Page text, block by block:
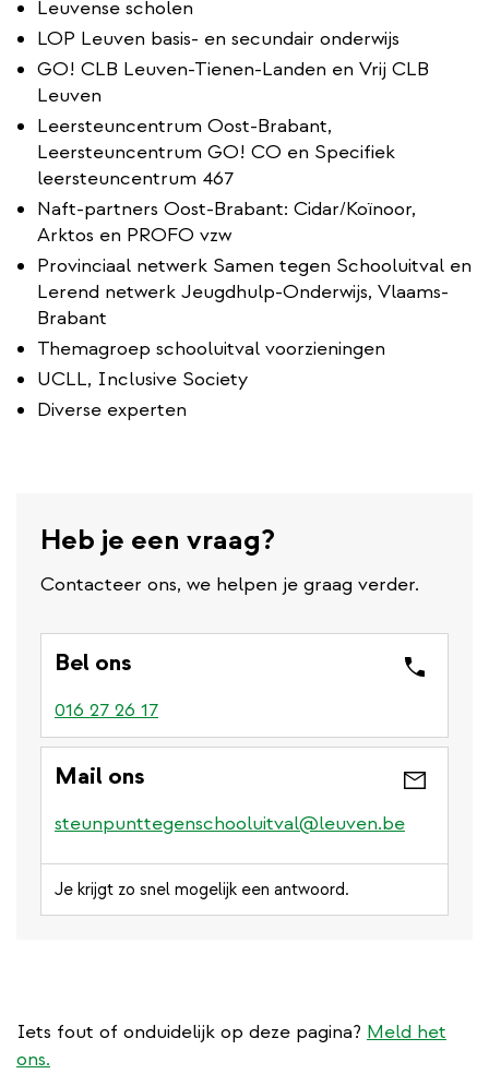
Leuvense scholen
LOP Leuven basis- en secundair onderwijs
GO! CLB Leuven-Tienen-Landen en Vrij CLB
Leuven
Leersteuncentrum Oost-Brabant,
Leersteuncentrum GO! CO en Specifiek
leersteuncentrum 467
Naft-partners Oost-Brabant: Cidar/Koïnoor,
Arktos en PROFO vzw
Provinciaal netwerk Samen tegen Schooluitval en
Lerend netwerk Jeugdhulp-Onderwijs, Vlaams-
Brabant
Themagroep schooluitval voorzieningen
UCLL, Inclusive Society
Diverse experten
Heb je een vraag?
Contacteer ons, we helpen je graag verder.
Bel ons
016 27 26 17
Mail ons
steunpunttegenschooluitval@leuven.be
Je krijgt zo snel mogelijk een antwoord.
Iets fout of onduidelijk op deze pagina? Meld het
ons.